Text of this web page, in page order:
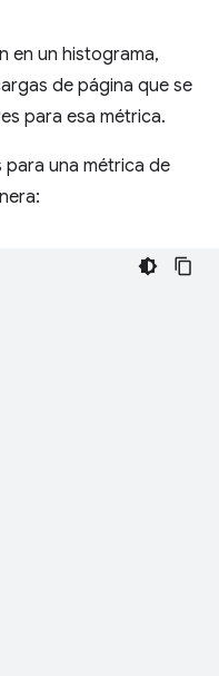
en un histograma,
de página que se
para esa métrica.
una métrica de